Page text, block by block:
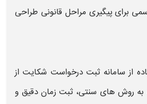
برای پیگیری مراحل قانونی طراحی
از سامانه ثبت درخواست شکایت از
روش های سنتی، ثبت زمان دقیق و